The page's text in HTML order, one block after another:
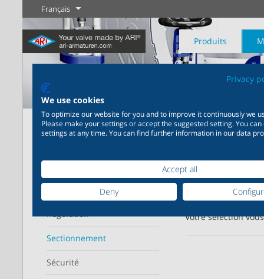
Français
Produits
Nouveautés Régulation
Plus d'information
Industrie
l’industrie – Des systèmes
pour les applications
industrielles les plus
variées
Chimie
chimie – Des solutions
parfaitement coordonnées
en fonction de vos besoins
individuels
Digital Service
Page d'accueil Produits Sectionnement Clapets
Gammes
Votre sélection
Affiche
Domaine d'utilisation
Régulation
Sectionnement
Sécurité
Privacy
We use cookies
To optimize our website for you and to improve it continuously we
Please make your settings or accept the suggested setting. You
settings at any time. You can find further information in our data
Accept all
Deny